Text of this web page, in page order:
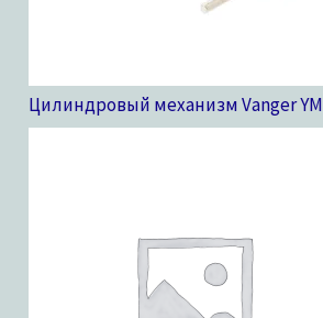
Цилиндровый механизм Vanger YM